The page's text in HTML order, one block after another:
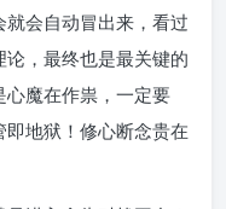
会自动冒出来，看过
，最终也是最关键的
魔在作祟，一定要
地狱！修心断念贵在